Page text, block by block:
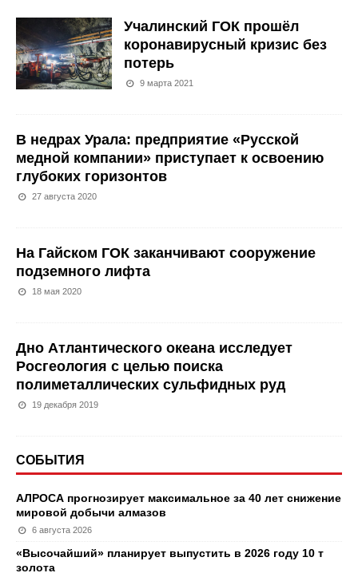
Учалинский ГОК прошёл
коронавирусный кризис без
потерь
9 марта 2021
В недрах Урала: предприятие «Русской
медной компании» приступает к освоению
глубоких горизонтов
27 августа 2020
На Гайском ГОК заканчивают сооружение
подземного лифта
18 мая 2020
Дно Атлантического океана исследует
Росгеология с целью поиска
полиметаллических сульфидных руд
19 декабря 2019
СОБЫТИЯ
АЛРОСА прогнозирует максимальное за 40 лет снижение
мировой добычи алмазов
6 августа 2026
«Высочайший» планирует выпустить в 2026 году 10 т
золота